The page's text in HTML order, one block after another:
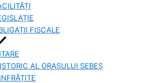
FISCALE
AL ORAȘULUI SEBEȘ